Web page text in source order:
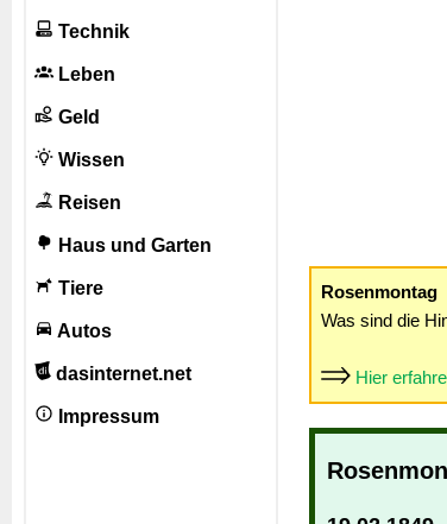
Technik
Leben
Geld
Wissen
Reisen
Haus und Garten
Tiere
Autos
dasinternet.net
Impressum
Rosenmontag
Was sind die
Hier